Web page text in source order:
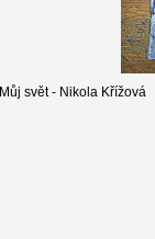
Můj svět - Nikola Křížová